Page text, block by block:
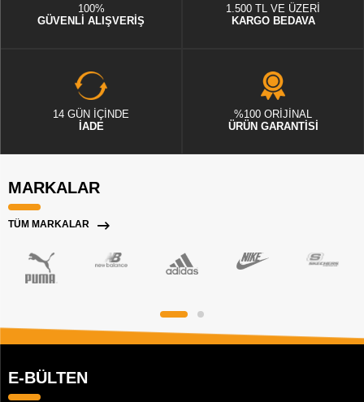
100%
GÜVENLİ ALIŞVERİŞ
1.500 TL VE ÜZERİ
KARGO BEDAVA
14 GÜN İÇİNDE
İADE
%100 ORİJİNAL
ÜRÜN GARANTİSİ
MARKALAR
TÜM MARKALAR
E-BÜLTEN